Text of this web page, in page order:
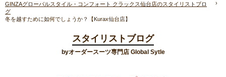
GINZAグローバルスタイル・コンフォート クラックス仙台店のスタイリストブロ
グ
冬を越すために如何でしょうか？【Kurax仙台店】
スタイリストブログ
byオーダースーツ専門店 Global Sytle